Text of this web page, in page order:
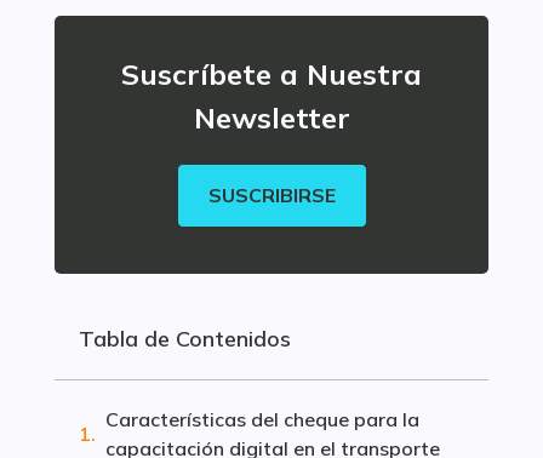
Suscríbete a Nuestra
Newsletter
SUSCRIBIRSE
Tabla de Contenidos
Características del cheque para la
capacitación digital en el transporte